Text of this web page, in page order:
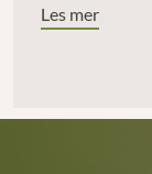
Les mer